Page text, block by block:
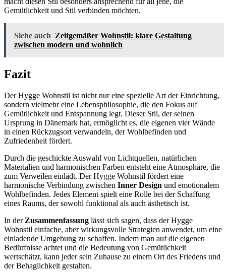
Gemütlichkeit und Stil verbinden möchten.
Siehe auch Zeitgemäßer Wohnstil: klare Gestaltung
zwischen modern und wohnlich
Fazit
Der Hygge Wohnstil ist nicht nur eine spezielle Art der Einrichtung,
sondern vielmehr eine Lebensphilosophie, die den Fokus auf
Gemütlichkeit und Entspannung legt. Dieser Stil, der seinen
Ursprung in Dänemark hat, ermöglicht es, die eigenen vier Wände
in einen Rückzugsort verwandeln, der Wohlbefinden und
Zufriedenheit fördert.
Durch die geschickte Auswahl von Lichtquellen, natürlichen
Materialien und harmonischen Farben entsteht eine Atmosphäre, die
zum Verweilen einlädt. Der Hygge Wohnstil fördert eine
harmonische Verbindung zwischen Inner Design und emotionalem
Wohlbefinden. Jedes Element spielt eine Rolle bei der Schaffung
eines Raums, der sowohl funktional als auch ästhetisch ist.
In der Zusammenfassung lässt sich sagen, dass der Hygge
Wohnstil einfache, aber wirkungsvolle Strategien anwendet, um eine
einladende Umgebung zu schaffen. Indem man auf die eigenen
Bedürfnisse achtet und die Bedeutung von Gemütlichkeit
wertschätzt, kann jeder sein Zuhause zu einem Ort des Friedens und
der Behaglichkeit gestalten.